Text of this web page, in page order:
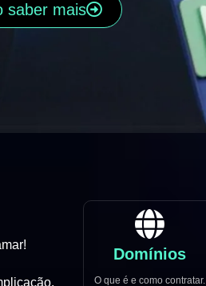
saber mais
Domínios
O que é e como contratar.